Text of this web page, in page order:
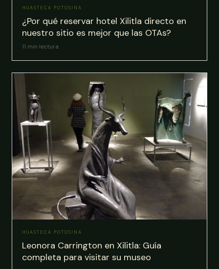
HUASTECA POTOSINA
¿Por qué reservar hotel Xilitla directo en
nuestro sitio es mejor que las OTAs?
11 min lectura
HUASTECA POTOSINA
Leonora Carrington en Xilitla: Guía
completa para visitar su museo